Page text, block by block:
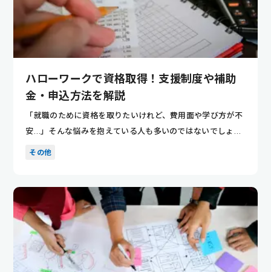
ハローワークで資格取得！支援制度や補助
金・申込方法を解説
「就職のために資格を取りたいけれど、費用面や学び方が不
安…」そんな悩みを抱えている人も多いのではないでしょう
その他